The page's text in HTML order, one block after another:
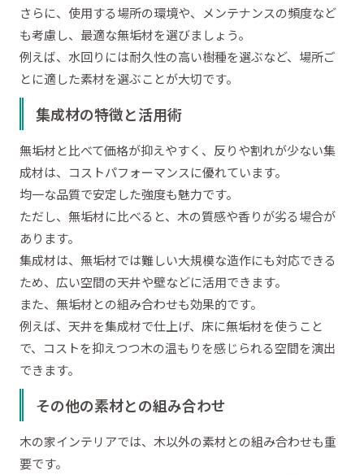
さらに、使用する場所の環境や、メンテナンスの頻度など
も考慮し、最適な無垢材を選びましょう。
例えば、水回りには耐久性の高い樹種を選ぶなど、場所ご
とに適した素材を選ぶことが大切です。
集成材の特徴と活用術
無垢材と比べて価格が抑えやすく、反りや割れが少ない集
成材は、コストパフォーマンスに優れています。
均一な品質で安定した強度も魅力です。
ただし、無垢材に比べると、木の質感や香りが劣る場合が
あります。
集成材は、無垢材では難しい大規模な造作にも対応できる
ため、広い空間の天井や壁などに活用できます。
また、無垢材との組み合わせも効果的です。
例えば、天井を集成材で仕上げ、床に無垢材を使うこと
で、コストを抑えつつ木の温もりを感じられる空間を演出
できます。
その他の素材との組み合わせ
木の家インテリアでは、木以外の素材との組み合わせも重
要です。